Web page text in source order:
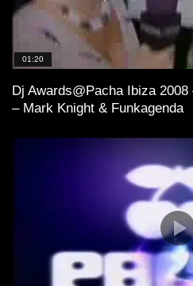
01:20
Dj Awards@Pacha Ibiza
– Mark Knight & Funkagenda